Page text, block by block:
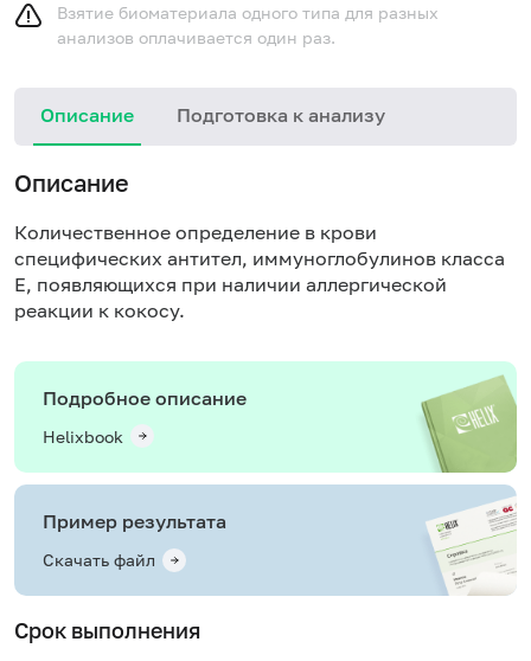
Взятие биоматериала одного типа для разных
анализов оплачивается один раз.
Описание Подготовка к анализу
Описание
Количественное определение в крови
специфических антител, иммуноглобулинов класса
E, появляющихся при наличии аллергической
реакции к кокосу.
Подробное описание
Helixbook
Пример результата
Скачать файл
Срок выполнения